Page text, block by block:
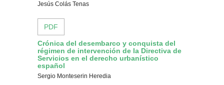
Jesús Colás Tenas
PDF
Crónica del desembarco y conquista del
régimen de intervención de la Directiva de
Servicios en el derecho urbanístico
español
Sergio Monteserin Heredia